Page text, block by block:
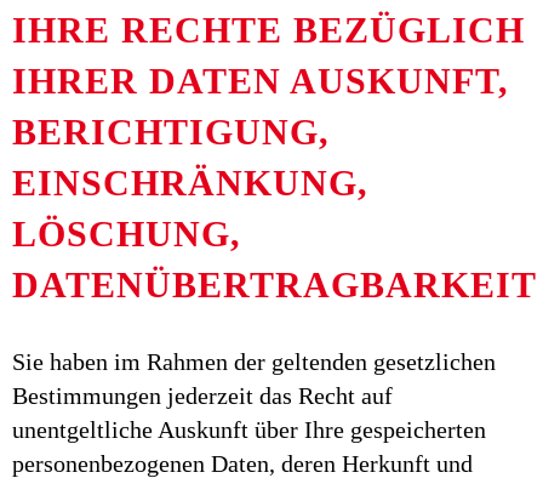
IHRE RECHTE BEZÜGLICH
IHRER DATEN AUSKUNFT,
BERICHTIGUNG,
EINSCHRÄNKUNG,
LÖSCHUNG,
DATENÜBERTRAGBARKEIT
Sie haben im Rahmen der geltenden gesetzlichen
Bestimmungen jederzeit das Recht auf
unentgeltliche Auskunft über Ihre gespeicherten
personenbezogenen Daten, deren Herkunft und